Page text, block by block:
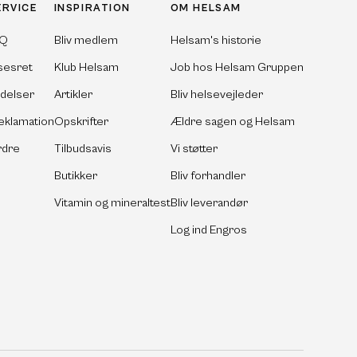
INSPIRATION
Bliv medlem
Klub Helsam
Artikler
Opskrifter
Tilbudsavis
Butikker
Vitamin og mineraltest
OM HELSAM
Helsam's historie
Job hos Helsam Gruppen
Bliv helsevejleder
Ældre sagen og Helsam
Vi støtter
Bliv forhandler
Bliv leverandør
Log ind Engros